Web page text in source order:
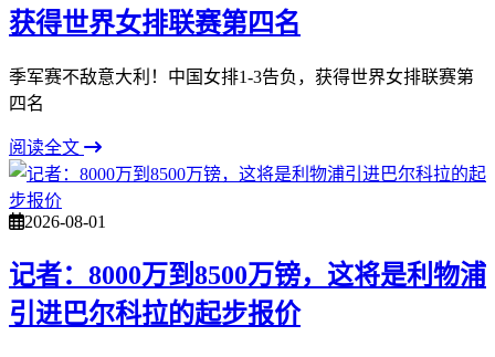
获得世界女排联赛第四名
季军赛不敌意大利！中国女排1-3告负，获得世界女排联赛第
四名
阅读全文
2026-08-01
记者：8000万到8500万镑，这将是利物浦
引进巴尔科拉的起步报价